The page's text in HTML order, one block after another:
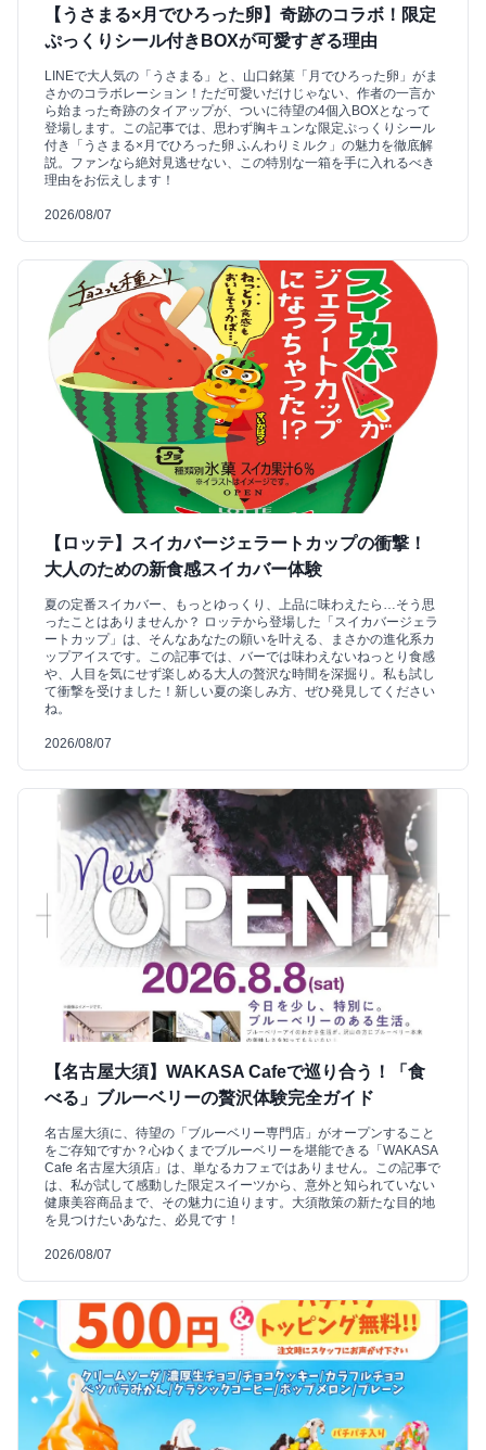
【うさまる×月でひろった卵】奇跡のコラボ！限定
ぷっくりシール付きBOXが可愛すぎる理由
LINEで大人気の「うさまる」と、山口銘菓「月でひろった卵」がま
さかのコラボレーション！ただ可愛いだけじゃない、作者の一言か
ら始まった奇跡のタイアップが、ついに待望の4個入BOXとなって
登場します。この記事では、思わず胸キュンな限定ぷっくりシール
付き「うさまる×月でひろった卵 ふんわりミルク」の魅力を徹底解
説。ファンなら絶対見逃せない、この特別な一箱を手に入れるべき
理由をお伝えします！
2026/08/07
【ロッテ】スイカバージェラートカップの衝撃！
大人のための新食感スイカバー体験
夏の定番スイカバー、もっとゆっくり、上品に味わえたら…そう思
ったことはありませんか？ ロッテから登場した「スイカバージェラ
ートカップ」は、そんなあなたの願いを叶える、まさかの進化系カ
ップアイスです。この記事では、バーでは味わえないねっとり食感
や、人目を気にせず楽しめる大人の贅沢な時間を深掘り。私も試し
て衝撃を受けました！新しい夏の楽しみ方、ぜひ発見してください
ね。
2026/08/07
【名古屋大須】WAKASA Cafeで巡り合う！「食
べる」ブルーベリーの贅沢体験完全ガイド
名古屋大須に、待望の「ブルーベリー専門店」がオープンすること
をご存知ですか？心ゆくまでブルーベリーを堪能できる「WAKASA
Cafe 名古屋大須店」は、単なるカフェではありません。この記事で
は、私が試して感動した限定スイーツから、意外と知られていない
健康美容商品まで、その魅力に迫ります。大須散策の新たな目的地
を見つけたいあなた、必見です！
2026/08/07